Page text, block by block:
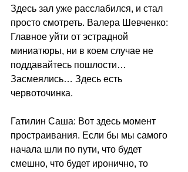
Здесь зал уже расслабился, и стал
просто смотреть. Валера Шевченко:
Главное уйти от эстрадной
миниатюры, ни в коем случае не
поддавайтесь пошлости…
Засмеялись… Здесь есть
червоточинка.
Гатилин Саша: Вот здесь момент
простраивания. Если бы мы самого
начала шли по пути, что будет
смешно, что будет иронично, то